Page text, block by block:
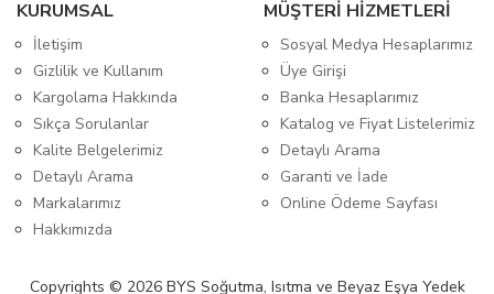
KURUMSAL
İletişim
Gizlilik ve Kullanım
Kargolama Hakkında
Sıkça Sorulanlar
Kalite Belgelerimiz
Detaylı Arama
Markalarımız
Hakkımızda
MÜŞTERİ HİZMETLERİ
Sosyal Medya Hesaplarımız
Üye Girişi
Banka Hesaplarımız
Katalog ve Fiyat Listelerimiz
Detaylı Arama
Garanti ve İade
Online Ödeme Sayfası
Copyrights © 2026 BYS Soğutma, Isıtma ve Beyaz Eşya Yedek